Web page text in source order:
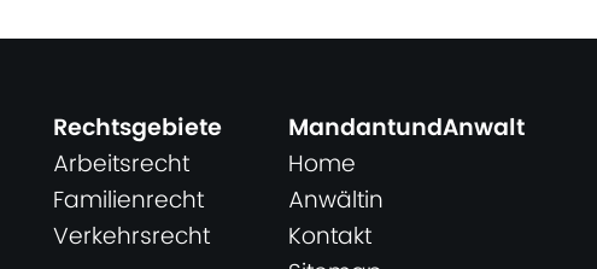
Rechtsgebiete
Arbeitsrecht
Familienrecht
Verkehrsrecht
MandantundAnwalt
Home
Anwältin
Kontakt